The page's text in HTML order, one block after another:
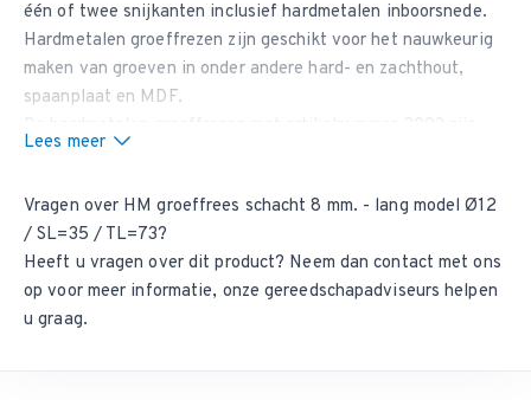
één of twee snijkanten inclusief hardmetalen inboorsnede.
Hardmetalen groeffrezen zijn geschikt voor het nauwkeurig
maken van groeven in onder andere hard- en zachthout,
spaanplaat en MDF.
een lang model schachtfrees met een schacht van 8
en diverse snijlengtes. De totale lengte van de groeffrees is
73 of 90 millimeter. Z=2 + HM Inboorsnede.
Lees meer
Vragen over HM groeffrees schacht 8 mm. - lang model Ø12
/ SL=35 / TL=73?
Heeft u vragen over dit product? Neem dancontact met ons
op voor meer informatie, onze gereedschapadviseurs helpen
u graag.